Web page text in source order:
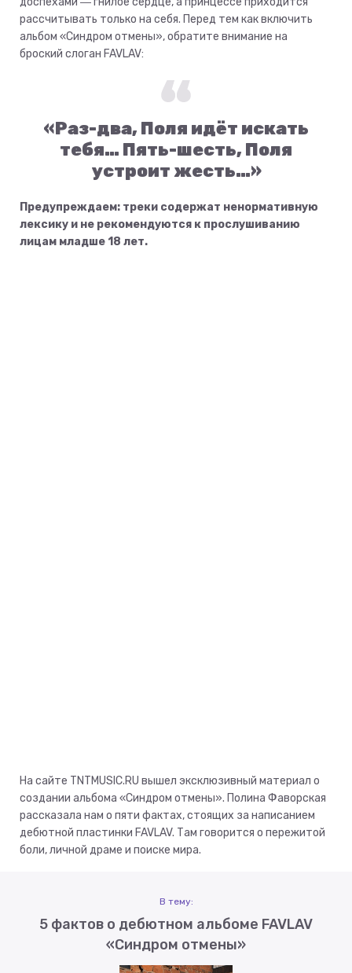
рассчитывать только на себя. Перед тем как включить
альбом «Синдром отмены», обратите внимание на
броский слоган FAVLAV:
«Раз-два, Поля идёт искать
тебя… Пять-шесть, Поля
устроит жесть…»
Предупреждаем: треки содержат ненормативную
лексику и не рекомендуются к прослушиванию
лицам младше 18 лет.
На сайте TNTMUSIC.RU вышел эксклюзивный материал о
создании альбома «Синдром отмены». Полина Фаворская
рассказала нам о пяти фактах, стоящих за написанием
дебютной пластинки FAVLAV. Там говорится о пережитой
боли, личной драме и поиске мира.
В тему:
5 фактов о дебютном альбоме FAVLAV
«Синдром отмены»